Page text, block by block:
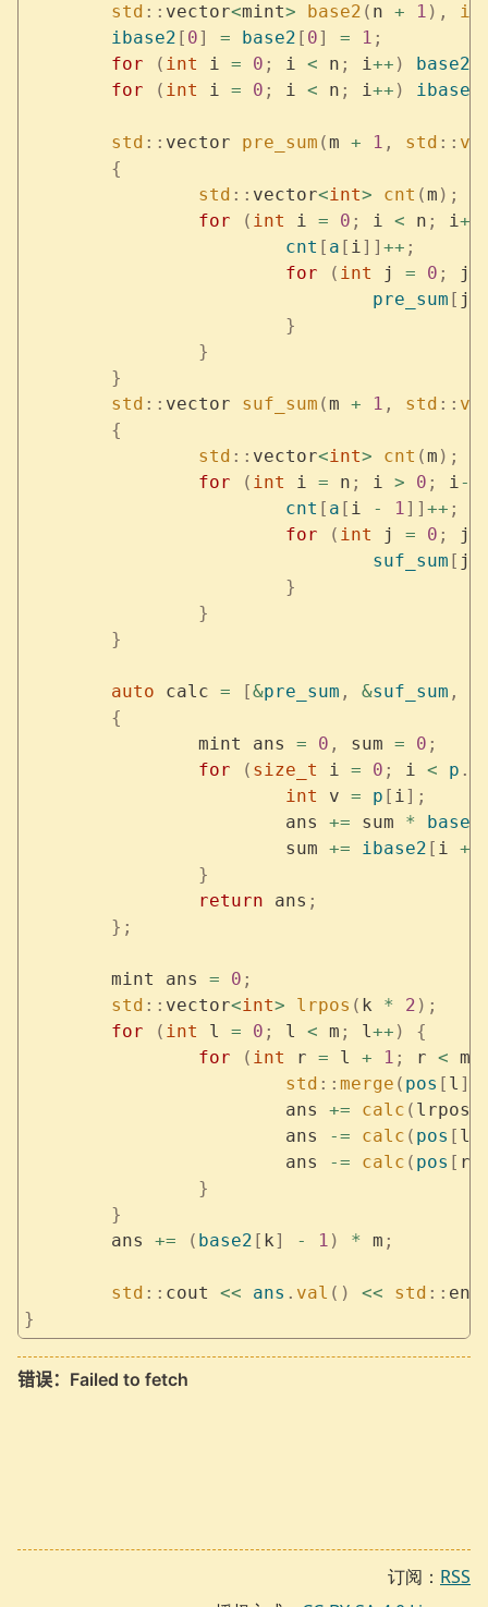
	std
:: vector<mint> base2 ( n + 1 ),
	ibase2
[ 0] = base2 [ 0] = 1 ;
	for
( int i = 0 ; i < n ; i++ ) base2
	for
( int i = 0 ; i < n ; i++ ) ibase2
	std
:: vector pre_sum (m + 1 , std ::
	{
		std
:: vector<int> cnt (m );
		for
( int i = 0 ; i < n ; i++
			cnt
[ a [ i]] ++ ;
			for
( int j = 0 ; j
				pre_sum
[ j
			}
		}
	}
	std
:: vector suf_sum (m + 1 , std ::
	{
		std
:: vector<int> cnt (m );
		for
( int i = n ; i > 0 ; i--
			cnt
[ a [ i - 1]] ++ ;
			for
( int j = 0 ; j
				suf_sum
[ j
			}
		}
	}
	auto
calc = [&pre_sum , &suf_sum ,
	{
		mint ans
= 0 , sum = 0 ;
		for
( size_t i = 0 ; i < p .
			int
v = p [ i];
			ans
+= sum * base2
			sum
+= ibase2 [ i +
		}
		return
ans ;
	};
	mint ans
= 0 ;
	std
:: vector<int> lrpos ( k * 2 );
	for
( int l = 0 ; l < m ; l++ )
{
		for
( int r = l + 1 ; r < m
			std
:: merge ( pos [ l ].
			ans
+= calc ( lrpos
			ans
-= calc ( pos [ l
			ans
-= calc ( pos [ r
		}
	}
	ans
+= ( base2 [ k] - 1 ) * m ;
	std
:: cout << ans . val () << std ::
}
订阅： RSS